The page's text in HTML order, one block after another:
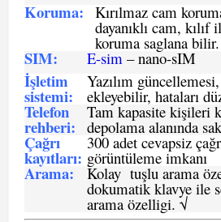
Koruma: Kırılmaz cam
dayanıklı cam, kılıf
koruma saglana bilir.
SIM: E-sim – nano-sIM
İşletim
sistemi:
Yazılım
ekleyebilir, hataları
Telefon
rehberi:
Tam kapasite kişileri
depolama alanında
Çağrı
kayıtları:
300 adet cevapsiz
görüntüleme imkanı
Arama: Kolay tuşlu arama
dokumatik klavye ile
arama özelligi. √